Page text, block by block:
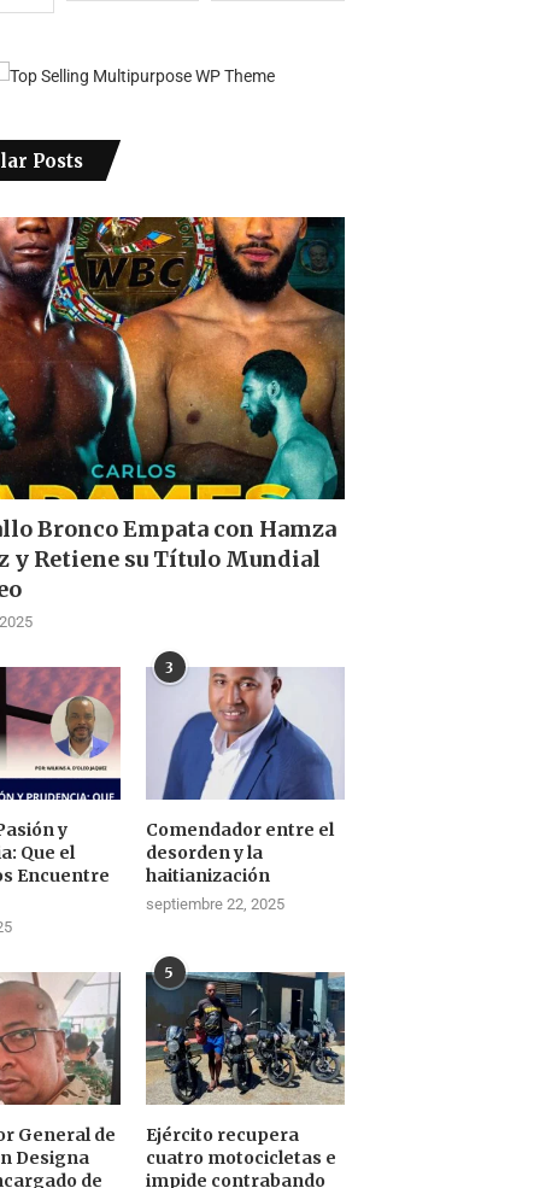
Posts
Bronco Empata con Hamza
y Retiene su Título Mundial
y
Que el
Encuentre
3
Comendador entre el
desorden y la
haitianización
septiembre 22, 2025
General de
Designa
de
5
Ejército recupera
cuatro motocicletas e
impide contrabando